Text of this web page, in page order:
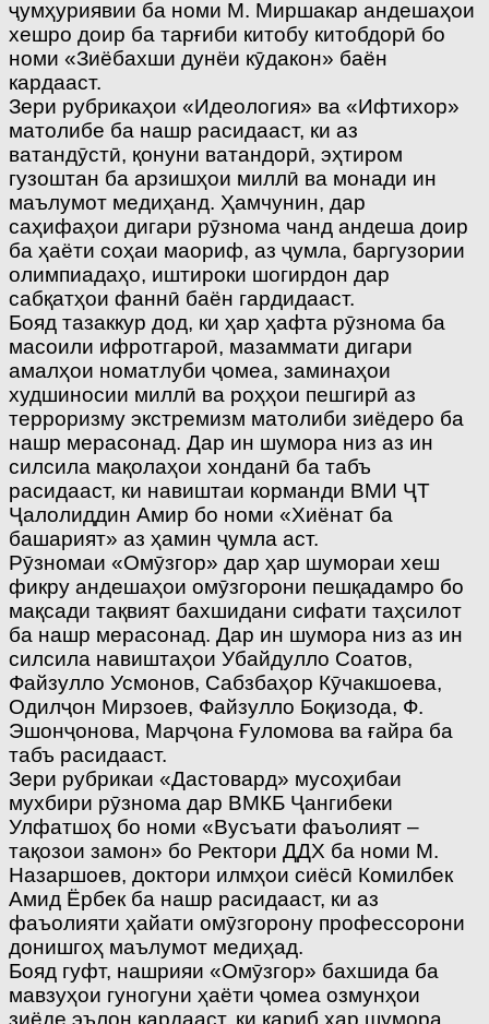
ҷумҳуриявии ба номи М. Миршакар андешаҳои
хешро доир ба тарғиби китобу китобдорӣ бо
номи «Зиёбахши дунёи кӯдакон» баён
кардааст.
Зери рубрикаҳои «Идеология» ва «Ифтихор»
матолибе ба нашр расидааст, ки аз
ватандӯстӣ, қонуни ватандорӣ, эҳтиром
гузоштан ба арзишҳои миллӣ ва монади ин
маълумот медиҳанд. Ҳамчунин, дар
саҳифаҳои дигари рӯзнома чанд андеша доир
ба ҳаёти соҳаи маориф, аз ҷумла, баргузории
олимпиадаҳо, иштироки шогирдон дар
сабқатҳои фаннӣ баён гардидааст.
Бояд тазаккур дод, ки ҳар ҳафта рӯзнома ба
масоили ифротгароӣ, мазаммати дигари
амалҳои номатлуби ҷомеа, заминаҳои
худшиносии миллӣ ва роҳҳои пешгирӣ аз
терроризму экстремизм матолиби зиёдеро ба
нашр мерасонад. Дар ин шумора низ аз ин
силсила мақолаҳои хонданӣ ба табъ
расидааст, ки навиштаи корманди ВМИ ҶТ
Ҷалолиддин Амир бо номи «Хиёнат ба
башарият» аз ҳамин ҷумла аст.
Рӯзномаи «Омӯзгор» дар ҳар шумораи хеш
фикру андешаҳои омӯзгорони пешқадамро бо
мақсади тақвият бахшидани сифати таҳсилот
ба нашр мерасонад. Дар ин шумора низ аз ин
силсила навиштаҳои Убайдулло Соатов,
Файзулло Усмонов, Сабзбаҳор Кӯчакшоева,
Одилҷон Мирзоев, Файзулло Боқизода, Ф.
Эшонҷонова, Марҷона Ғуломова ва ғайра ба
табъ расидааст.
Зери рубрикаи «Дастовард» мусоҳибаи
мухбири рӯзнома дар ВМКБ Ҷангибеки
Улфатшоҳ бо номи «Вусъати фаъолият –
тақозои замон» бо Ректори ДДХ ба номи М.
Назаршоев, доктори илмҳои сиёсӣ Комилбек
Амид Ёрбек ба нашр расидааст, ки аз
фаъолияти ҳайати омӯзгорону профессорони
донишгоҳ маълумот медиҳад.
Бояд гуфт, нашрияи «Омӯзгор» бахшида ба
мавзуҳои гуногуни ҳаёти ҷомеа озмунҳои
зиёде эълон кардааст, ки қариб ҳар шумора